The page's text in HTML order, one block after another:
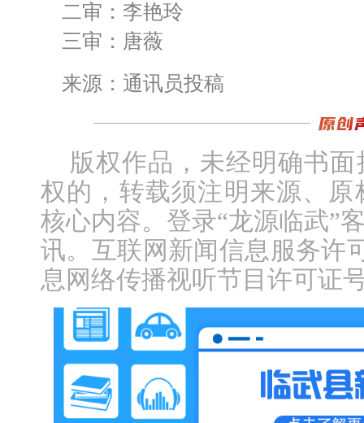
二审：李艳玲
三审：唐薇
来源：通讯员投稿
版权作品，未经明确书
权的，转载须注明来源、
核心内容。登录“龙源临武”
讯。互联网新闻信息服务许
息网络传播视听节目许可证